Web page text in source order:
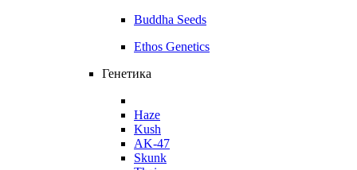
Buddha Seeds
Ethos Genetics
Генетика
Haze
Kush
AK-47
Skunk